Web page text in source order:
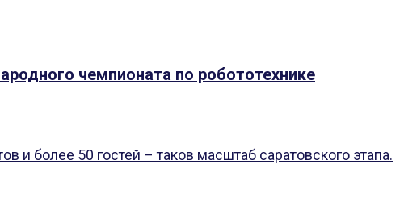
чемпионата по робототехнике
и более 50 гостей – таков масштаб саратовского этапа.